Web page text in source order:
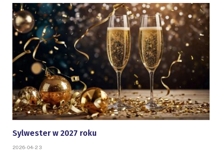
Sylwester w 2027 roku
2026-04-23